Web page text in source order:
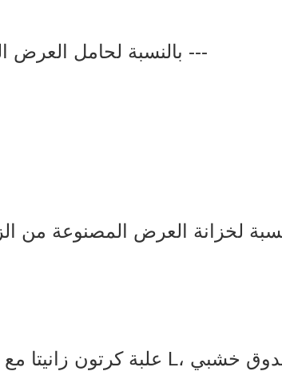
بالنسبة لحامل العرض المعدني/الخشبي، فإننا عادةً ما نحزم بهذه الطريقة ---